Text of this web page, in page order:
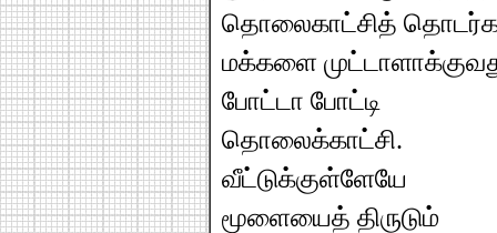
தொலைகாட்சித்
மக்களை
போட்டா போட்டி
தொலைக்காட்சி.
வீட்டுக்குள்ளேயே
மூளையைத் திருடும்